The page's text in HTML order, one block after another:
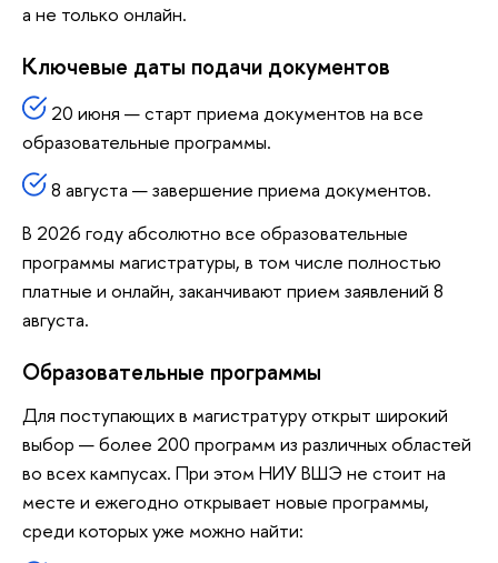
а не только онлайн.
Ключевые даты подачи документов
20 июня — старт приема документов на все
образовательные программы.
8 августа — завершение приема документов.
В 2026 году абсолютно все образовательные
программы магистратуры, в том числе полностью
платные и онлайн, заканчивают прием заявлений 8
августа.
Образовательные программы
Для поступающих в магистратуру открыт широкий
выбор — более 200 программ из различных областей
во всех кампусах. При этом НИУ ВШЭ не стоит на
месте и ежегодно открывает новые программы,
среди которых уже можно найти: